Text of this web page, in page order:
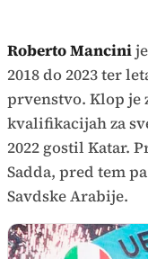
Roberto Mancini
2018 do 2023 ter
prvenstvo. Klop je
kvalifikacijah za
2022 gostil Katar.
Sadda, pred tem
Savdske Arabije.